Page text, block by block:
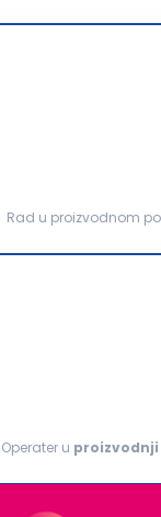
Odgovornost i linija supervizije: Operater u proizvodnji